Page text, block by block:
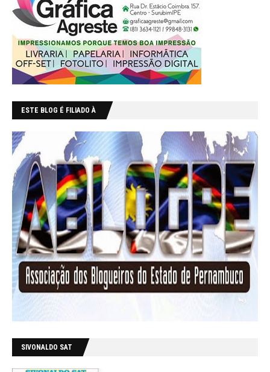
ESTE BLOG É FILIADO À
SIVONALDO SAT